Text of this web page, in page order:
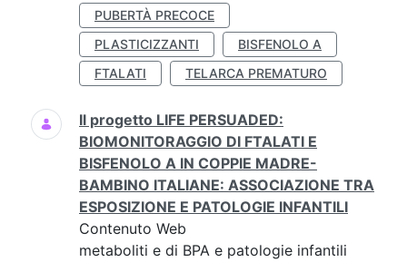
PUBERTÀ PRECOCE
PLASTICIZZANTI
BISFENOLO A
FTALATI
TELARCA PREMATURO
Il progetto LIFE PERSUADED:
BIOMONITORAGGIO DI FTALATI E
BISFENOLO A IN COPPIE MADRE-
BAMBINO ITALIANE: ASSOCIAZIONE TRA
ESPOSIZIONE E PATOLOGIE INFANTILI
Contenuto Web
metaboliti e di BPA e patologie infantili